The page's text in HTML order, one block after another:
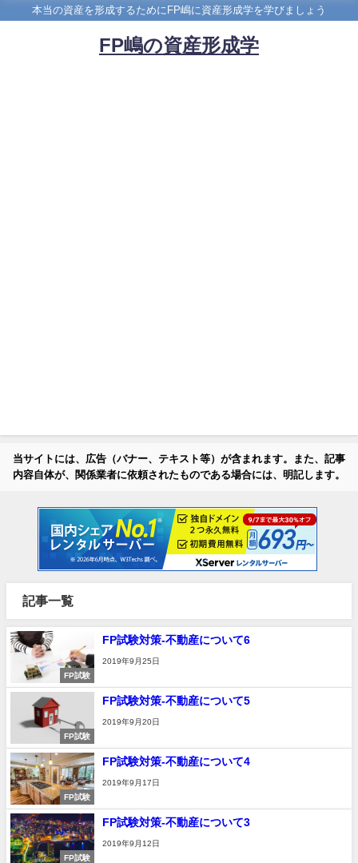
本当の資産を形成するためにFP嶋に資産形成学を学びましょう
FP嶋の資産形成学
当サイトには、広告（バナー、テキスト等）が含まれます。また、記事
内容自体が、関係業者に依頼されたものである場合には、明記します。
記事一覧
FP試験
FP試験対策-不動産について6
2019年9月25日
FP試験
FP試験対策-不動産について5
2019年9月20日
FP試験
FP試験対策-不動産について4
2019年9月17日
FP試験
FP試験対策-不動産について3
2019年9月12日